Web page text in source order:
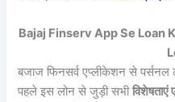
Bajaj Finserv App Se Loan
बजाज फिनसर्व एप्लीकेशन से
पहले इस लोन से जुड़ी सभीविशेषताएं